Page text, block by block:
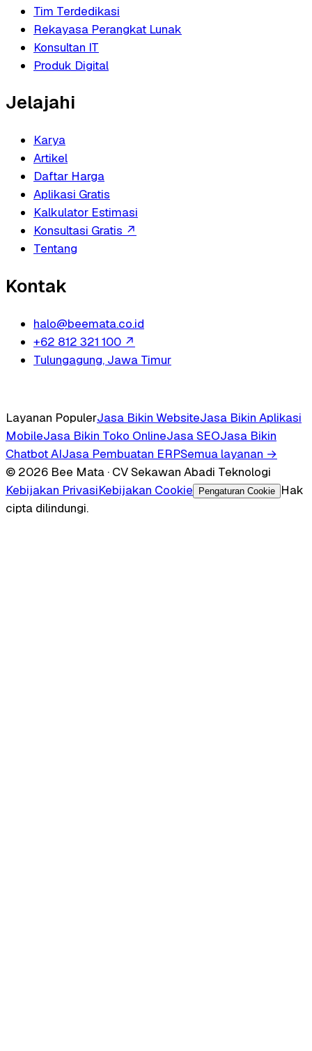
Tim Terdedikasi
Rekayasa Perangkat Lunak
Konsultan IT
Produk Digital
Jelajahi
Karya
Artikel
Daftar Harga
Aplikasi Gratis
Kalkulator Estimasi
Konsultasi Gratis ↗
Tentang
Kontak
halo@beemata.co.id
+62 812 321 100 ↗
Tulungagung, Jawa Timur
Layanan PopulerJasa Bikin WebsiteJasa Bikin Aplikasi
MobileJasa Bikin Toko OnlineJasa SEOJasa Bikin
Chatbot AIJasa Pembuatan ERPSemua layanan →
© 2026 Bee Mata · CV Sekawan Abadi Teknologi
Kebijakan PrivasiKebijakan Cookie Pengaturan Cookie
Hak
cipta dilindungi.